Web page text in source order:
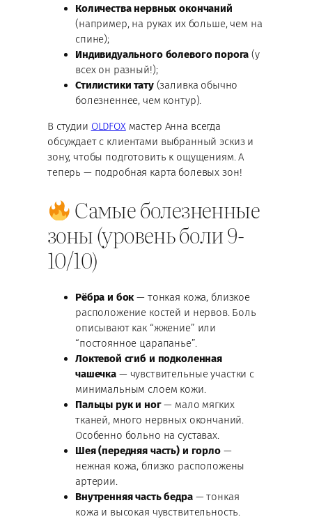
Количества нервных окончаний
(например, на руках их больше, чем на
спине);
Индивидуального болевого порога (у
всех он разный!);
Стилистики тату(заливка обычно
болезненнее, чем контур).
В студии OLDFOXмастер Анна всегда
обсуждает с клиентами выбранный эскиз и
зону, чтобы подготовить к ощущениям. А
теперь — подробная карта болевых зон!
Самые болезненные
зоны (уровень боли 9-
10/10)
Рёбра и бок — тонкая кожа, близкое
расположение костей и нервов. Боль
описывают как “жжение” или
“постоянное царапанье”.
Локтевой сгиб и подколенная
чашечка— чувствительные участки с
минимальным слоем кожи.
Пальцы рук и ног— мало мягких
тканей, много нервных окончаний.
Особенно больно на суставах.
Шея (передняя часть) и горло—
нежная кожа, близко расположены
артерии.
Внутренняя часть бедра— тонкая
кожа и высокая чувствительность.